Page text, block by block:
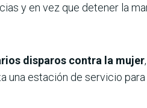
y en vez que detener la
disparos contra la mujer
una estación de servicio para